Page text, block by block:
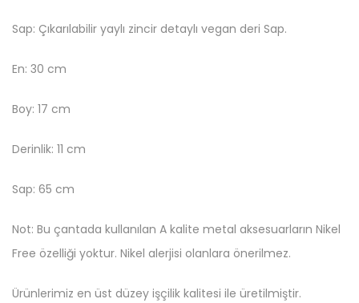
Sap: Çıkarılabilir yaylı zincir detaylı vegan deri Sap.
En: 30 cm
Boy: 17 cm
Derinlik: 11 cm
Sap: 65 cm
Not: Bu çantada kullanılan A kalite metal aksesuarların Nikel
Free özelliği yoktur. Nikel alerjisi olanlara önerilmez.
Ürünlerimiz en üst düzey işçilik kalitesi ile üretilmiştir.